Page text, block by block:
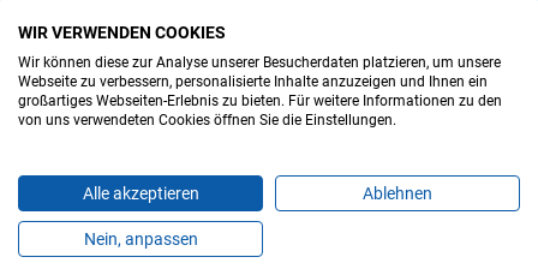
Produkte Favoriten Themen
AGB Privacy Policy
Impressum
Cookie-Einstellungen ändern
Verwaltung
WIR VERWENDEN COOKIES
Wir können diese zur Analyse unserer Besucherdaten platzieren, um unsere
Webseite zu verbessern, personalisierte Inhalte anzuzeigen und Ihnen ein
großartiges Webseiten-Erlebnis zu bieten. Für weitere Informationen zu den
von uns verwendeten Cookies öffnen Sie die Einstellungen.
Alle akzeptieren Ablehnen
Nein, anpassen